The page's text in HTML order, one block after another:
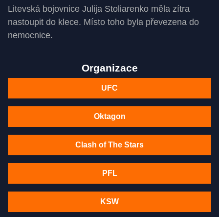
Litevská bojovnice Julija Stoliarenko měla zítra
nastoupit do klece. Místo toho byla převezena do
nemocnice.
Organizace
UFC
Oktagon
Clash of The Stars
PFL
KSW